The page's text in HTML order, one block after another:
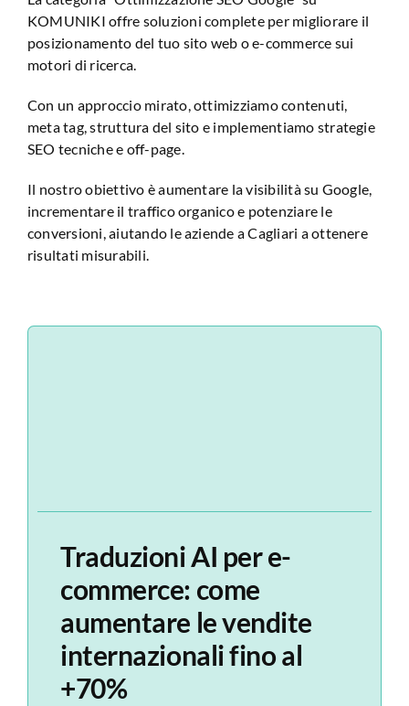
Analisi Sito Web
KOMUNIKI offre soluzioni complete per migliorare il
posizionamento del tuo sito web o e-commerce sui
motori di ricerca.
Con un approccio mirato, ottimizziamo contenuti,
meta tag, struttura del sito e implementiamo strategie
SEO tecniche e off-page.
Il nostro obiettivo è aumentare la visibilità su Google,
incrementare il traffico organico e potenziare le
conversioni, aiutando le aziende a Cagliari a ottenere
risultati misurabili.
Traduzioni AI per e-
commerce: come
aumentare le vendite
internazionali fino al
+70%